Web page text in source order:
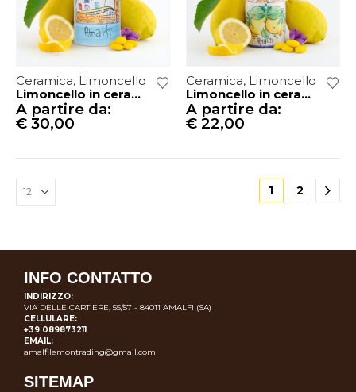
Ceramica, Limoncello
Limoncello in ceramica – Bottiglia 50 cl PAESAGGIO
A partire da:
€ 30,00
Ceramica, Limoncello
Limoncello in ceramica – Bottiglia 20 cl
A partire da:
€ 22,00
1 2
INFO CONTATTO
INDIRIZZO:
VIA DELLE CARTIERE, 55/57 - 84011 AMALFI (SA)
CELLULARE:
+39 089873211
EMAIL:
amalfilemontrading@gmail.com
SITEMAP